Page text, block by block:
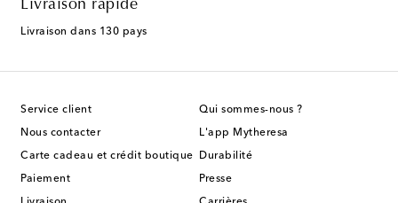
Livraison rapide
Livraison dans 130 pays
Service client
Nous contacter
Carte cadeau et crédit boutique
Paiement
Qui sommes-nous ?
L'app Mytheresa
Durabilité
Presse